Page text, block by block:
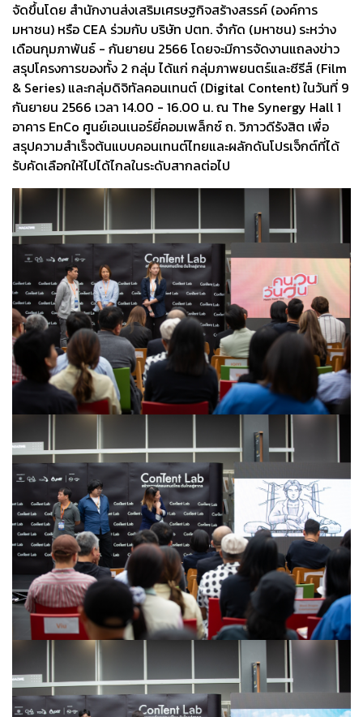
จัดขึ้นโดย สำนักงานส่งเสริมเศรษฐกิจสร้างสรรค์ (องค์การ
มหาชน) หรือ CEA ร่วมกับ บริษัท ปตท. จำกัด (มหาชน) ระหว่าง
เดือนกุมภาพันธ์ - กันยายน 2566 โดยจะมีการจัดงานแถลงข่าว
สรุปโครงการของทั้ง 2 กลุ่ม ได้แก่ กลุ่มภาพยนตร์และซีรีส์ (Film
& Series) และกลุ่มดิจิทัลคอนเทนต์ (Digital Content) ในวันที่ 9
กันยายน 2566 เวลา 14.00 - 16.00 น. ณ The Synergy Hall 1
อาคาร EnCo ศูนย์เอนเนอร์ยี่คอมเพล็กซ์ ถ. วิภาวดีรังสิต เพื่อ
สรุปความสำเร็จต้นแบบคอนเทนต์ไทยและผลักดันโปรเจ็กต์ที่ได้
รับคัดเลือกให้ไปได้ไกลในระดับสากลต่อไป